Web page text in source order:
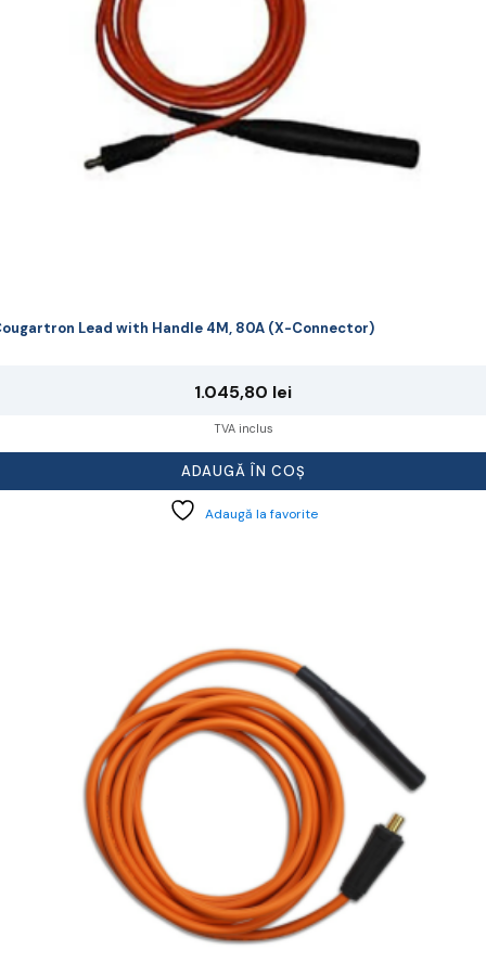
Lead with Handle 4M, 80A (X-Connector)
1.045,80 lei
TVA inclus
ADAUGĂ ÎN COȘ
Adaugă la favorite